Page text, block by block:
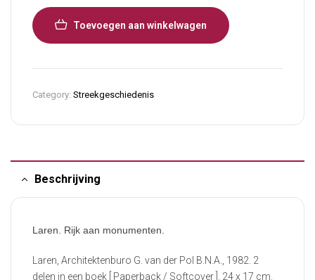
Toevoegen aan winkelwagen
Category: Streekgeschiedenis
Beschrijving
Laren. Rijk aan monumenten.
Laren, Architektenburo G. van der Pol B.N.A., 1982. 2
delen in een boek [ Paperback / Softcover ]. 24 x 17 cm.